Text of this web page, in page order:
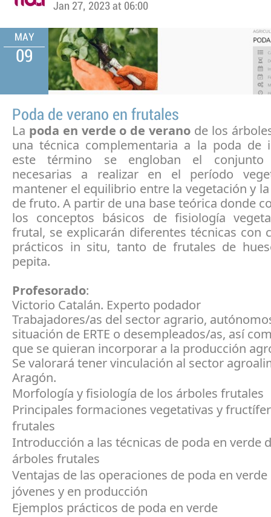
Jan 27, 2023 at 06:00
MAY
09
Poda de verano en frutales
La poda en verde o de verano de los
una técnica complementaria a la poda de
este término se engloban el
necesarias a realizar en el período
mantener el equilibrio entre la vegetación y
de fruto. A partir de una base teórica donde
los conceptos básicos de fisiología
frutal, se explicarán diferentes técnicas con
prácticos in situ, tanto de frutales de
pepita.
Profesorado:
Victorio Catalán. Experto podador
Trabajadores/as del sector agrario,
situación de ERTE o desempleados/as, así
que se quieran incorporar a la producción
Se valorará tener vinculación al sector
Aragón.
Morfología y fisiología de los árboles frutales
Principales formaciones vegetativas y
frutales
Introducción a las técnicas de poda en verde
árboles frutales
Ventajas de las operaciones de poda en
jóvenes y en producción
Ejemplos prácticos de poda en verde